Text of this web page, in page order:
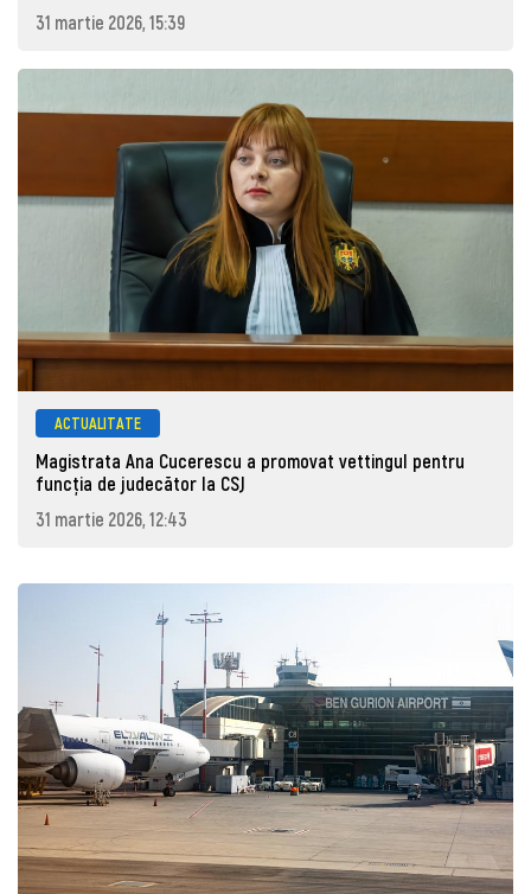
31 martie 2026, 15:39
ACTUALITATE
Magistrata Ana Cucerescu a promovat vettingul pentru
funcția de judecător la CSJ
31 martie 2026, 12:43